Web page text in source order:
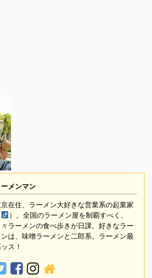
ーメンマン
在住、ラーメン大好きな営業系の起業家
）。全国のラーメン屋を制覇すべく、
々ラーメンの食べ歩きが日課。好きなラー
ンは、味噌ラーメンと二郎系。ラーメン最
ス！